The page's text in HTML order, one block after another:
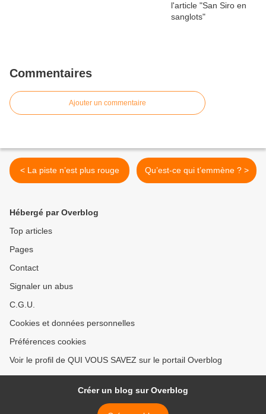
Commentaires
Ajouter un commentaire
< La piste n’est plus rouge Qu’est-ce qui t’emmène ? >
Hébergé par Overblog
Top articles
Pages
Contact
Signaler un abus
C.G.U.
Cookies et données personnelles
Préférences cookies
Voir le profil de QUI VOUS SAVEZ sur le portail Overblog
Créer un blog sur Overblog